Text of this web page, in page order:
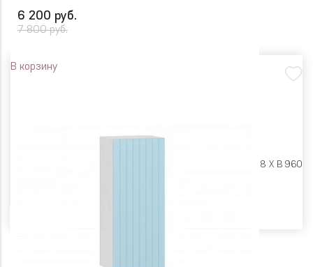
6 200 руб.
7 800 руб.
В корзину
Ш 450 X Г 318 X В 960